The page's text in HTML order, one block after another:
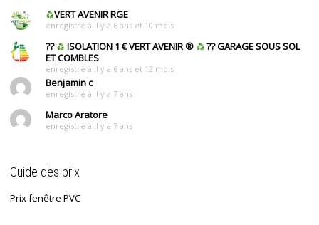
VERT AVENIR RGE
enregistré à il y a 6 ans et 10 mois
?? ISOLATION 1 € VERT AVENIR®
?? GARAGE SOUS SOL
ET COMBLES
enregistré à il y a 6 ans et 12 mois
Benjamin c
enregistré à il y a 7 ans
Marco Aratore
enregistré à il y a 7 ans
Guide des prix
Prix fenêtre PVC